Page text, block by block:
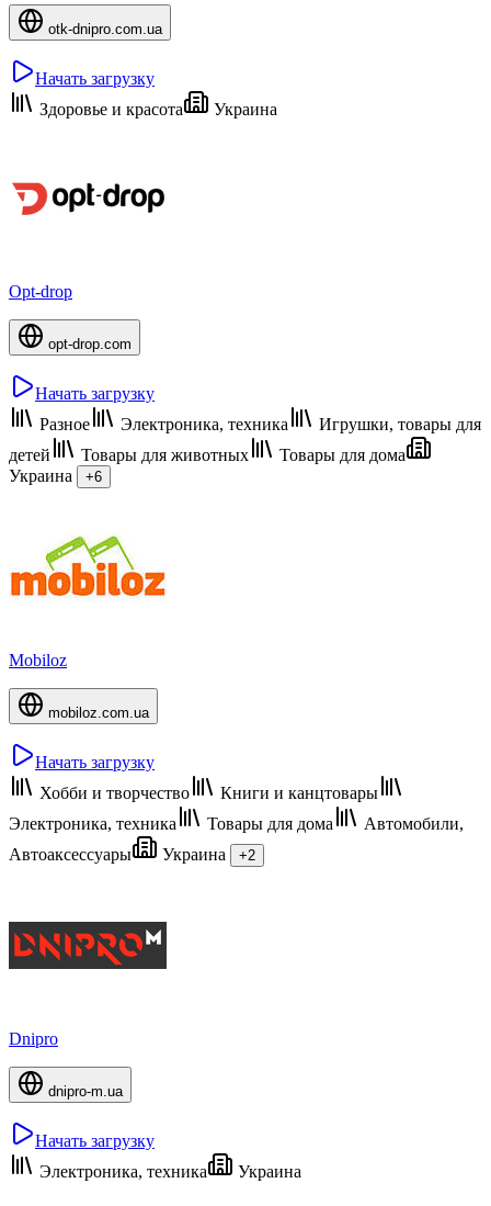
otk-dnipro.com.ua
Начать загрузку
Здоровье и красота
Украина
Opt-drop
opt-drop.com
Начать загрузку
Разное
Электроника, техника
Игрушки, товары для
детей
Товары для животных
Товары для дома
Украина
+6
Mobiloz
mobiloz.com.ua
Начать загрузку
Хобби и творчество
Книги и канцтовары
Электроника, техника
Товары для дома
Автомобили,
Автоаксессуары
Украина +2
Dnipro
dnipro-m.ua
Начать загрузку
Электроника, техника
Украина